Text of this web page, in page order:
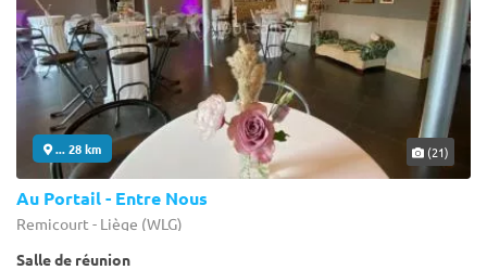
... 28 km (21)
Au Portail - Entre Nous
Remicourt - Liège (WLG)
Salle de réunion